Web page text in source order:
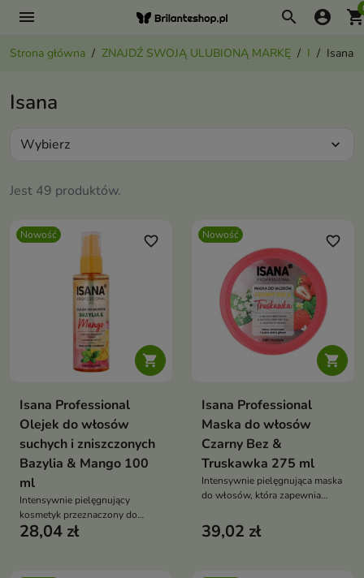
menu search account_circle
Strona główna ZNAJDŹ SWOJĄ ULUBIONĄ MARKĘ I Isana
Isana
Jest 49 produktów.
Wybierz expand_more
Nowość

favorite_border
Isana Professional
Olejek do włosów
suchych i zniszczonych
Bazylia & Mango 100
ml
Intensywnie pielęgnujący
kosmetyk przeznaczony do
włosów suchych, osłabionych i
28,04 zł
Nowość

favorite_border
Isana Professional
Maska do włosów
Czarny Bez &
Truskawka 275 ml
Intensywnie pielęgnująca maska
do włosów, która zapewnia
nawilżenia i odżywienia.
39,02 zł